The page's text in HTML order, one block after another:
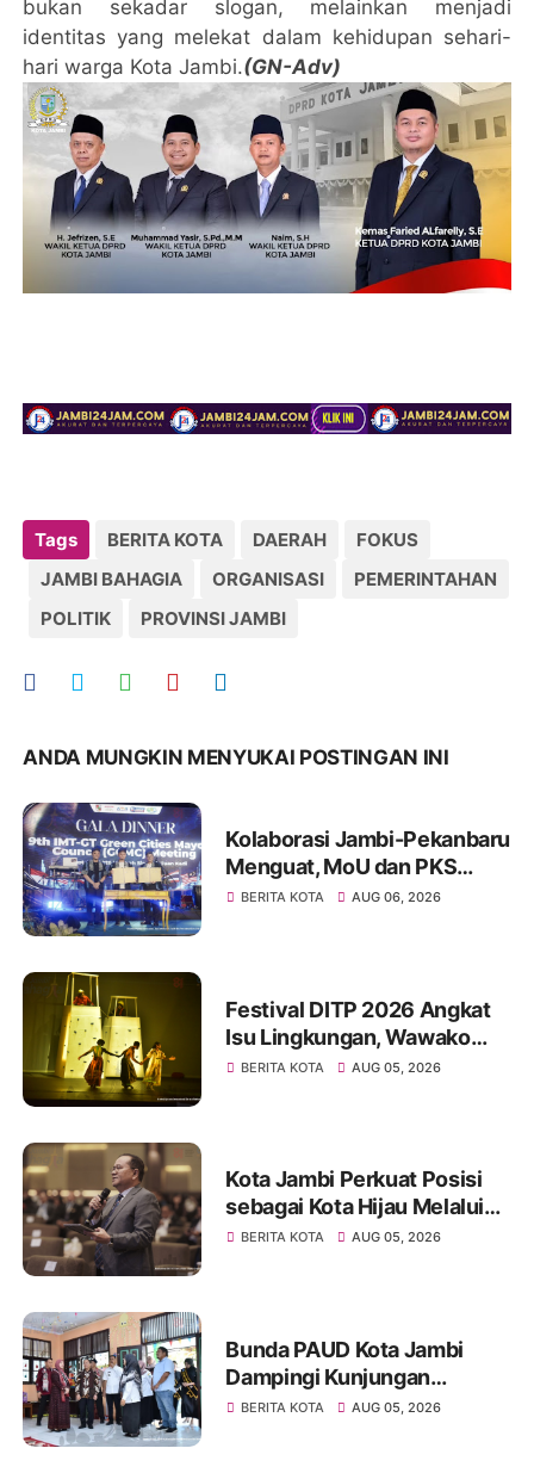
bukan sekadar slogan, melainkan menjadi
identitas yang melekat dalam kehidupan sehari-
hari warga Kota Jambi.(GN-Adv)
Tags BERITA KOTA DAERAH
FOKUS
JAMBI BAHAGIA
ORGANISASI
PEMERINTAHAN
POLITIK
PROVINSI JAMBI
ANDA MUNGKIN MENYUKAI POSTINGAN INI
Kolaborasi Jambi-Pekanbaru
Menguat, MoU dan PKS
Ditandatangani pada Gala
BERITA KOTA AUG 06, 2026
Festival DITP 2026 Angkat
Isu Lingkungan, Wawako
Diza Apresiasi Karya
BERITA KOTA AUG 05, 2026
Kota Jambi Perkuat Posisi
sebagai Kota Hijau Melalui
Forum Internasional IMT-GT
BERITA KOTA AUG 05, 2026
Bunda PAUD Kota Jambi
Dampingi Kunjungan
Kemendikdasmen, Perkuat
BERITA KOTA AUG 05, 2026